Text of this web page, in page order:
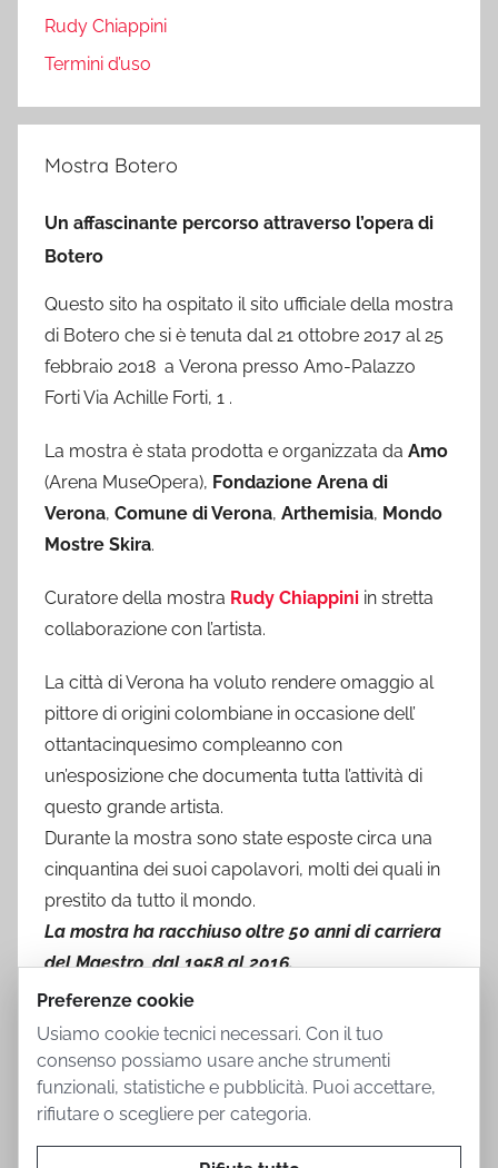
Rudy Chiappini
Termini d’uso
Mostra Botero
Un affascinante percorso attraverso l’opera di
Botero
Questo sito ha ospitato il sito ufficiale della mostra
di Botero che si è tenuta dal 21 ottobre 2017 al 25
febbraio 2018 a Verona presso Amo-Palazzo
Forti Via Achille Forti, 1 .
La mostra è stata prodotta e organizzata da Amo
(Arena MuseOpera), Fondazione Arena di
Verona, Comune di Verona, Arthemisia, Mondo
Mostre Skira.
Curatore della mostra Rudy Chiappini in stretta
collaborazione con l’artista.
La città di Verona ha voluto rendere omaggio al
pittore di origini colombiane in occasione dell’
ottantacinquesimo compleanno con
un’esposizione che documenta tutta l’attività di
questo grande artista.
Durante la mostra sono state esposte circa una
cinquantina dei suoi capolavori, molti dei quali in
prestito da tutto il mondo.
La mostra ha racchiuso oltre 50 anni di carriera
del Maestro, dal 1958 al 2016.
Preferenze cookie
Usiamo cookie tecnici necessari. Con il tuo
consenso possiamo usare anche strumenti
funzionali, statistiche e pubblicità. Puoi accettare,
rifiutare o scegliere per categoria.